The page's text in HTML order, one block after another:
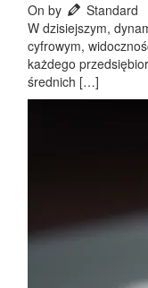
On by
Standard
W dzisiejszym,
cyfrowym,
każdego
średnich […]